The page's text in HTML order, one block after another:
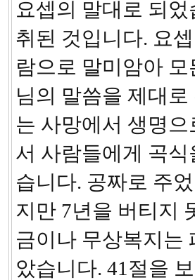
요셉의 말대로 되
취된 것입니다. 요
람으로 말미암아
님의 말씀을 제대
는 사망에서 생명
서 사람들에게 곡
습니다. 공짜로 주
지만 7년을 버티지
금이나 무상복지는
았습니다. 41절을